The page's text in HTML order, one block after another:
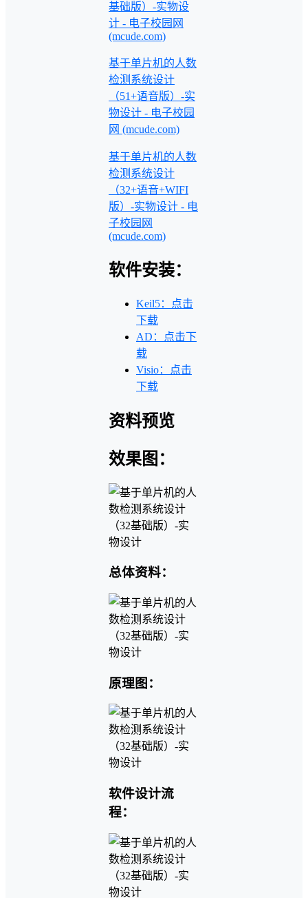
基础版）-实物设
计 - 电子校园网
(mcude.com)
基于单片机的人数
检测系统设计
（51+语音版）-实
物设计 - 电子校园
网 (mcude.com)
基于单片机的人数
检测系统设计
（32+语音+WIFI
版）-实物设计 - 电
子校园网
(mcude.com)
软件安装：
Keil5：点击
下载
AD：点击下
载
Visio：点击
下载
资料预览
效果图：
总体资料：
原理图：
软件设计流
程：